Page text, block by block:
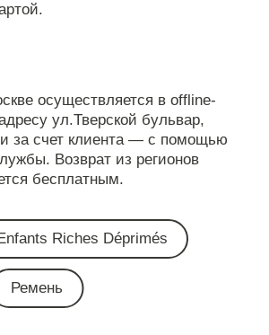
осуществляется в offline-
ул.Тверской бульвар,
за счет клиента — с помощью
Возврат из регионов
бесплатным.
Riches Déprimés
Ремень